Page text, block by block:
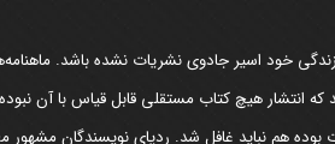
خود اسیر جادوی نشریات نشده باشد.
که انتشار هیچ کتاب مستقلی قابل قیاس با آن
بوده هم نباید غافل شد. ردپای نویسندگان